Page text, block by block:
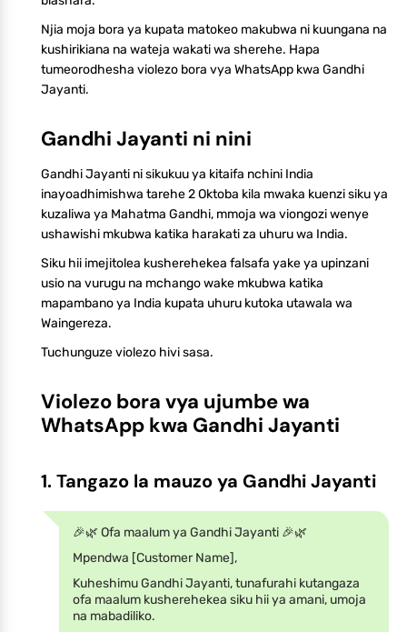
Njia moja bora ya kupata matokeo makubwa ni kuungana na
kushirikiana na wateja wakati wa sherehe. Hapa
tumeorodhesha violezo bora vya WhatsApp kwa Gandhi
Jayanti.
Gandhi Jayanti ni nini
Gandhi Jayanti ni sikukuu ya kitaifa nchini India
inayoadhimishwa tarehe 2 Oktoba kila mwaka kuenzi siku ya
kuzaliwa ya Mahatma Gandhi, mmoja wa viongozi wenye
ushawishi mkubwa katika harakati za uhuru wa India.
Siku hii imejitolea kusherehekea falsafa yake ya upinzani
usio na vurugu na mchango wake mkubwa katika
mapambano ya India kupata uhuru kutoka utawala wa
Waingereza.
Tuchunguze violezo hivi sasa.
Violezo bora vya ujumbe wa
WhatsApp kwa Gandhi Jayanti
1. Tangazo la mauzo ya Gandhi Jayanti
🎉🌿 Ofa maalum ya Gandhi Jayanti 🎉🌿
Mpendwa [Customer Name],
Kuheshimu Gandhi Jayanti, tunafurahi kutangaza
ofa maalum kusherehekea siku hii ya amani, umoja
na mabadiliko.